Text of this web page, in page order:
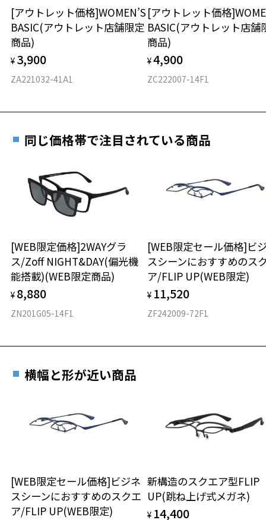
仕上がり寸法
D 仕上がりの横幅：約141mm
E 仕上がりの縦幅：約30mm
8g
※着脱式サングラス：デモレンズ、アタッチメント込みの重さ
タイプ
材質
フロント素材：チタン
安心2 視力測定無料
視力の変化を早めに発見するために、定期的な視
力測定をおすすめいたします。
安心3 かかり具合調整無料
す。
オンラインストアでフレームのみ購入して、
実店舗で度付きにできます
ご購入時に「レンズ交換券」をお選びいただくと、実店舗で
度数を測定のうえ、度付きレンズ（標準セットレンズ）へ無
料交換いただけます。
お近くのZoff実店舗にて度数を測定いただけます（無料）。
その際は記入用紙をダウンロードしてお使いください。
[アウトレット価格]WOMEN’S
BASIC(アウトレット店舗限定
商品)
¥ 3,900
ZA221032-41A1
[アウトレット価格
BASIC(アウトレット店舗
商品)
¥4,900
ZC222007-14F1
同じ価格帯で注目されている商品
[WEB限定価格]2WAYグラ
ス/Zoff NIGHT&DAY(偏光機
能搭載)(WEB限定商品)
¥ 8,880
ZN201G05-14F1
[WEB限定セール価格]ビ
スシーンにおすすめのス
ア/FLIP UP(WEB限定)
¥ 11,520
ZF242009-72F1
横幅と形が近い商品
[WEB限定セール価格]ビジネ
スシーンにおすすめのスクエ
ア/FLIP UP(WEB限定)
新構造のスクエア型FLIP
UP(跳ね上げ式メガネ)
¥ 14,400